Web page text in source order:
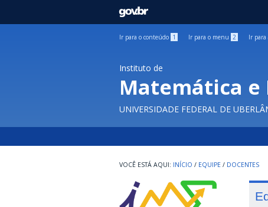
GOVBR
Ir para o conteúdo 1 Ir para o menu 2 Ir para
Instituto de
Matemática e
UNIVERSIDADE FEDERAL DE
INÍCIO / EQUIPE / DOCENTES